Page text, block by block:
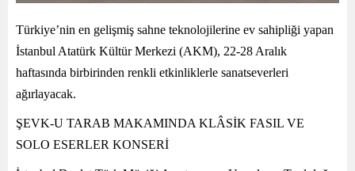
Türkiye’nin en gelişmiş sahne teknolojilerine ev sahipliği yapan
İstanbul Atatürk Kültür Merkezi (AKM), 22-28 Aralık
haftasında birbirinden renkli etkinliklerle sanatseverleri
ağırlayacak.
ŞEVK-U TARAB MAKAMINDA KLÂSİK FASIL VE
SOLO ESERLER KONSERİ